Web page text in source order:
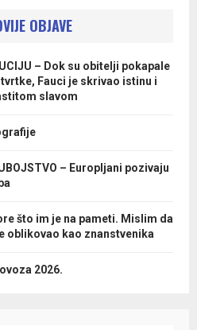
OBJAVE
– Dok su obitelji pokapale
Fauci je skrivao istinu i
slavom
– Europljani pozivaju
što im je na pameti. Mislim da
oblikovao kao znanstvenika
2026.